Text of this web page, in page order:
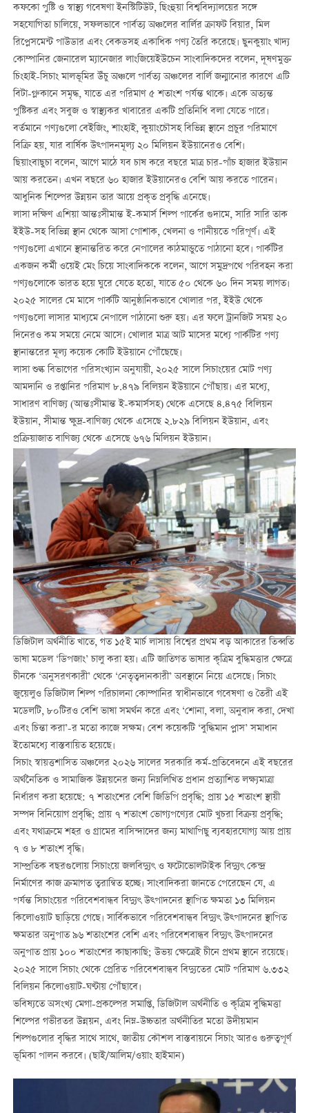
কফকো পুষ্টি ও স্বাস্থ্য গবেষণা ইনস্টিটিউট, ছিংহুয়া বিশ্ববিদ্যালয়ের সঙ্গে
সহযোগিতা চালিয়ে, সফলভাবে পার্বত্য অঞ্চলের বার্লির ক্রাফট বিয়ার, মিল
রিপ্লেসমেন্ট পাউডার এবং বেকডসহ একাধিক পণ্য তৈরি করেছে। ছুনকুয়াং খাদ্য
কোম্পানির জেনারেল ম্যানেজার লাংজিয়েইউচেন সাংবাদিকদের বলেন, দূষণমুক্ত
চিংহাই-সিচাং মালভূমির উঁচু অঞ্চলে পার্বত্য অঞ্চলের বার্লি জন্মানোর কারণে এটি
বিটা-গ্লুকানে সমৃদ্ধ, যাতে এর পরিমাণ ৫ শতাংশ পর্যন্ত থাকে। একে অত্যন্ত
পুষ্টিকর এবং সবুজ ও স্বাস্থ্যকর খাবারের একটি প্রতিনিধি বলা যেতে পারে।
বর্তমানে পণ্যগুলো বেইজিং, শাংহাই, কুয়াংচৌসহ বিভিন্ন স্থানে প্রচুর পরিমাণে
বিক্রি হয়, যার বার্ষিক উত্পাদনমূল্য ২০ মিলিয়ন ইউয়ানেরও বেশি।
ছিয়াংবাছুচা বলেন, আগে মাঠে যব চাষ করে বছরে মাত্র চার-পাঁচ হাজার ইউয়ান
আয় করতেন। এখন বছরে ৬০ হাজার ইউয়ানেরও বেশি আয় করতে পারেন।
আধুনিক শিল্পের উন্নয়ন তার আয়ে প্রকৃত প্রবৃদ্ধি এনেছে।
লাসা দক্ষিণ এশিয়া আন্তঃসীমান্ত ই-কমার্স শিল্প পার্কের গুদামে, সারি সারি তাক
ইইউ-সহ বিভিন্ন স্থান থেকে আসা পোশাক, খেলনা ও পানীয়তে পরিপূর্ণ। এই
পণ্যগুলো এখানে স্থানান্তরিত করে নেপালের কাঠমান্ডুতে পাঠানো হবে। পার্কটির
একজন কর্মী ওয়েই মেং চিয়ে সাংবাদিককে বলেন, আগে সমুদ্রপথে পরিবহন করা
পণ্যগুলোকে ভারত হয়ে ঘুরে যেতে হতো, যাতে ৫০ থেকে ৬০ দিন সময় লাগত।
২০২৫ সালের মে মাসে পার্কটি আনুষ্ঠানিকভাবে খোলার পর, ইইউ থেকে
পণ্যগুলো লাসার মাধ্যমে নেপালে পাঠানো শুরু হয়। এর ফলে ট্রানজিট সময় ২০
দিনেরও কম সময়ে নেমে আসে। খোলার মাত্র আট মাসের মধ্যে পার্কটির পণ্য
স্থানান্তরের মূল্য কয়েক কোটি ইউয়ানে পৌঁছেছে।
লাসা শুল্ক বিভাগের পরিসংখ্যান অনুযায়ী, ২০২৫ সালে সিচাংয়ের মোট পণ্য
আমদানি ও রপ্তানির পরিমাণ ৮.৪৭৯ বিলিয়ন ইউয়ানে পৌঁছায়। এর মধ্যে,
সাধারণ বাণিজ্য (আন্তঃসীমান্ত ই-কমার্সসহ) থেকে এসেছে ৪.৪৭৫ বিলিয়ন
ইউয়ান, সীমান্ত ক্ষুদ্র-বাণিজ্য থেকে এসেছে ২.৮২৯ বিলিয়ন ইউয়ান, এবং
প্রক্রিয়াজাত বাণিজ্য থেকে এসেছে ৬৭৬ মিলিয়ন ইউয়ান।
ডিজিটাল অর্থনীতি খাতে, গত ১৫ই মার্চ লাসায় বিশ্বের প্রথম বড় আকারের তিব্বতি
ভাষা মডেল ‘ডিপজাং’ চালু করা হয়। এটি জাতিগত ভাষার কৃত্রিম বুদ্ধিমত্তার ক্ষেত্রে
চীনকে ‘অনুসরণকারী’ থেকে ‘নেতৃত্বদানকারী’ অবস্থানে নিয়ে এসেছে। সিচাং
জুয়েলুও ডিজিটাল শিল্প পরিচালনা কোম্পানির স্বাধীনভাবে গবেষণা ও তৈরী এই
মডেলটি, ৮০টিরও বেশি ভাষা সমর্থন করে এবং ‘শোনা, বলা, অনুবাদ করা, দেখা
এবং চিন্তা করা’-র মতো কাজে সক্ষম। বেশ কয়েকটি ‘বুদ্ধিমান প্লাস’ সমাধান
ইতোমধ্যে বাস্তবায়িত হয়েছে।
সিচাং স্বায়ত্তশাসিত অঞ্চলের ২০২৬ সালের সরকারি কর্ম-প্রতিবেদনে এই বছরের
অর্থনৈতিক ও সামাজিক উন্নয়নের জন্য নিম্নলিখিত প্রধান প্রত্যাশিত লক্ষ্যমাত্রা
নির্ধারণ করা হয়েছে: ৭ শতাংশের বেশি জিডিপি প্রবৃদ্ধি; প্রায় ১৫ শতাংশ স্থায়ী
সম্পদ বিনিয়োগ প্রবৃদ্ধি; প্রায় ৭ শতাংশ ভোগ্যপণ্যের মোট খুচরা বিক্রয় প্রবৃদ্ধি;
এবং যথাক্রমে শহর ও গ্রামের বাসিন্দাদের জন্য মাথাপিছু ব্যবহারযোগ্য আয় প্রায়
৭ ও ৮ শতাংশ বৃদ্ধি।
সাম্প্রতিক বছরগুলোয় সিচাংয়ে জলবিদ্যুৎ ও ফটোভোলটাইক বিদ্যুৎ কেন্দ্র
নির্মাণের কাজ ক্রমাগত ত্বরান্বিত হচ্ছে। সাংবাদিকরা জানতে পেরেছেন যে, এ
পর্যন্ত সিচাংয়ের পরিবেশবান্ধব বিদ্যুৎ উত্পাদনের স্থাপিত ক্ষমতা ১৩ মিলিয়ন
কিলোওয়াট ছাড়িয়ে গেছে। সার্বিকভাবে পরিবেশবান্ধব বিদ্যুৎ উত্পাদনের স্থাপিত
ক্ষমতার অনুপাত ৯৬ শতাংশের বেশি এবং পরিবেশবান্ধব বিদ্যুৎ উত্পাদনের
অনুপাত প্রায় ১০০ শতাংশের কাছাকাছি; উভয় ক্ষেত্রেই চীনে প্রথম স্থানে রয়েছে।
২০২৫ সালে সিচাং থেকে প্রেরিত পরিবেশবান্ধব বিদ্যুতের মোট পরিমাণ ৬.৩৩২
বিলিয়ন কিলোওয়াট-ঘণ্টায় পৌঁছাবে।
ভবিষ্যতে অসংখ্য মেগা-প্রকল্পের সমাপ্তি, ডিজিটাল অর্থনীতি ও কৃত্রিম বুদ্ধিমত্তা
শিল্পের গভীরতর উন্নয়ন, এবং নিম্ন-উচ্চতার অর্থনীতির মতো উদীয়মান
শিল্পগুলোর বৃদ্ধির সাথে সাথে, জাতীয় কৌশল বাস্তবায়নে সিচাং আরও গুরুত্বপূর্ণ
ভূমিকা পালন করবে। (ছাই/আলিম/ওয়াং হাইমান)